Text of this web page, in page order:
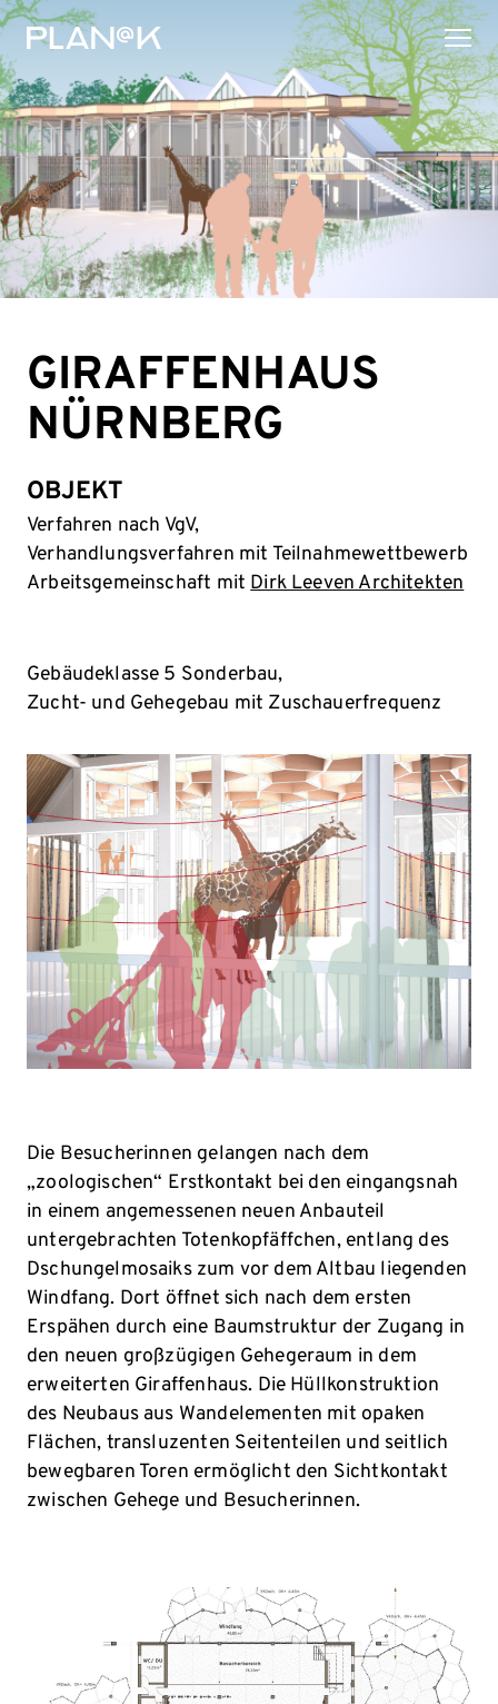
GIRAFFENHAUS
NÜRNBERG
OBJEKT
Verfahren nach VgV,
Verhandlungsverfahren mit Teilnahmewettbewerb
Arbeitsgemeinschaft mitDirk Leeven Architekten
Gebäudeklasse 5 Sonderbau,
Zucht- und Gehegebau mit Zuschauerfrequenz
Die Besucherinnen gelangen nach dem
„zoologischen“ Erstkontakt bei den eingangsnah
in einem angemessenen neuen Anbauteil
untergebrachten Totenkopfäffchen, entlang des
Dschungelmosaiks zum vor dem Altbau liegenden
Windfang. Dort öffnet sich nach dem ersten
Erspähen durch eine Baumstruktur der Zugang in
den neuen großzügigen Gehegeraum in dem
erweiterten Giraffenhaus. Die Hüllkonstruktion
des Neubaus aus Wandelementen mit opaken
Flächen, transluzenten Seitenteilen und seitlich
bewegbaren Toren ermöglicht den Sichtkontakt
zwischen Gehege und Besucherinnen.